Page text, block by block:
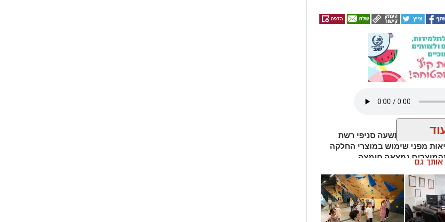
חדשותי? מצאתם טעות
שנתפסו בתשעה סניפי רשת
מפני שימוש במוצרי החלקה
נמצאה חומצה
שיער, ובמוצרים נוספים התגלה
אותך גם